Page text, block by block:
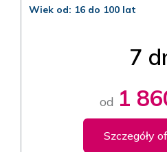
Wiek od: 16 do 100 lat
7
od 1
Szczegóły